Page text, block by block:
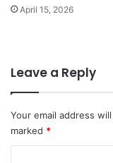
April 15, 2026
Leave a Reply
Your email address
marked *